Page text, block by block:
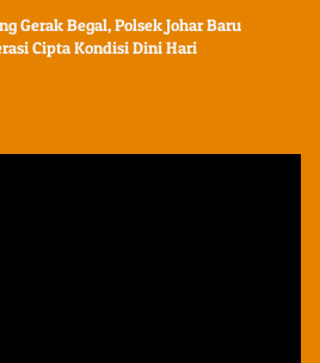
Gerak Begal, Polsek Johar Baru
Cipta Kondisi Dini Hari